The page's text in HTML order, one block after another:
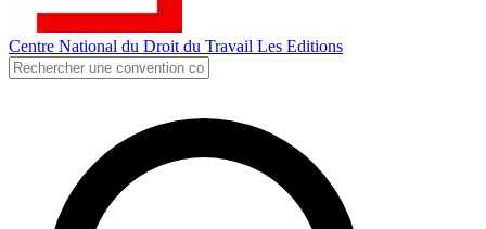
Centre National du Droit du Travail Les Editions